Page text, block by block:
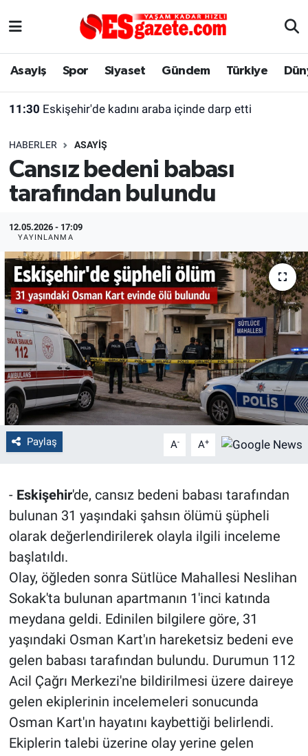
Asayiş Spor Siyaset Gündem Türkiye
11:30 Eskişehir'de kadını araba içinde darp etti
HABERLER ASAYIŞ
Cansız bedeni babası
tarafından bulundu
12.05.2026 - 17:09
YAYINLANMA
Paylaş A- A+
- Eskişehir'de, cansız bedeni babası tarafından
bulunan 31 yaşındaki şahsın ölümü şüpheli
olarak değerlendirilerek olayla ilgili inceleme
başlatıldı.
Olay, öğleden sonra Sütlüce Mahallesi Neslihan
Sokak'ta bulunan apartmanın 1'inci katında
meydana geldi. Edinilen bilgilere göre, 31
yaşındaki Osman Kart'ın hareketsiz bedeni eve
gelen babası tarafından bulundu. Durumun 112
Acil Çağrı Merkezi'ne bildirilmesi üzere daireye
gelen ekiplerinin incelemeleri sonucunda
Osman Kart'ın hayatını kaybettiği belirlendi.
Ekiplerin talebi üzerine olay yerine gelen
Asayiş
Gündem
Türkiye
Dünya
Sağlık
Alış-Veriş/İş dünyası
Yaşam
Eskişehirspor Arşivi
Eskişehir Arşivi
Röportaj
Ekonomi
Kültür Sanat
Politika
Bilecik
Kütahya
Gezi
Çevre
Yerel
Magazin
Bilim ve Teknoloji
Eskişehir Nöbetçi Eczaneler
Süper Lig Puan Durumu ve Fikstür
Tüm Manşetler
Son Dakika Haberleri
Haber Arşivi